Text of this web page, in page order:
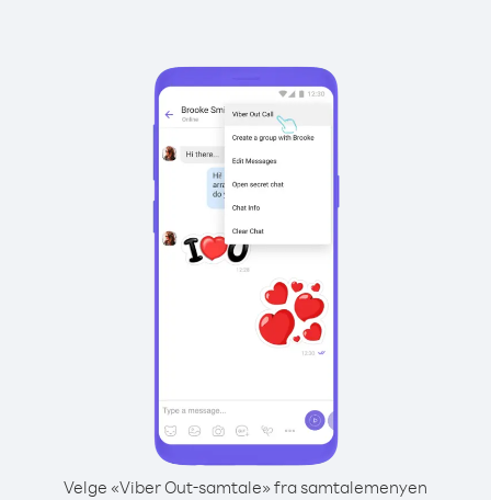
Velge «Viber Out-samtale» fra samtalemenyen